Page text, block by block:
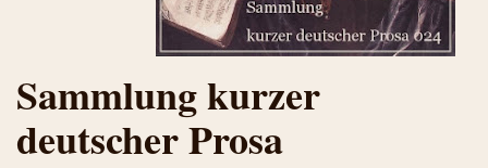
Sammlung kurzer
deutscher Prosa